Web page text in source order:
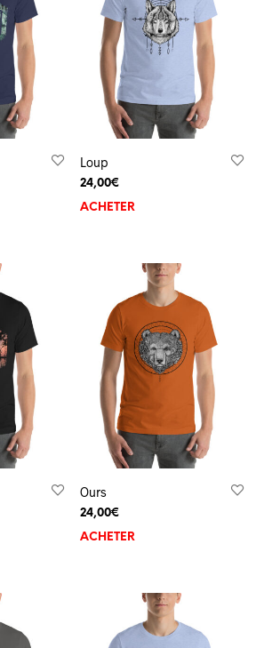
Loup
24,00€
ACHETER
Ours
24,00€
ACHETER